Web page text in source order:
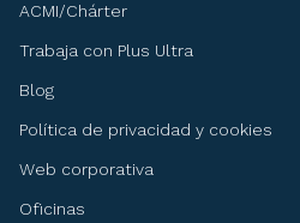
ACMI/Chárter
Trabaja con Plus Ultra
Blog
Política de privacidad y cookies
Web corporativa
Oficinas